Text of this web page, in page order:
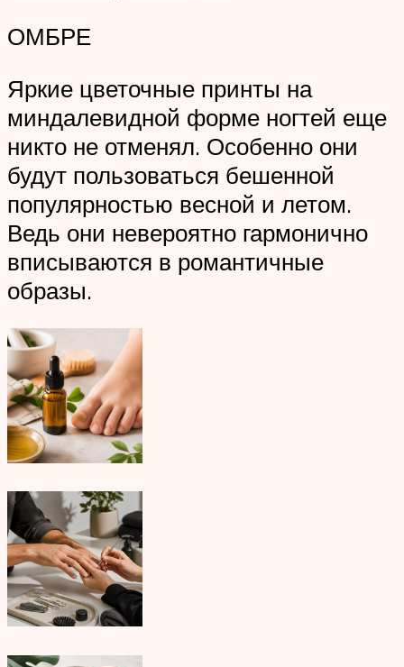
ОМБРЕ
Яркие цветочные принты на
миндалевидной форме ногтей еще
никто не отменял. Особенно они
будут пользоваться бешенной
популярностью весной и летом.
Ведь они невероятно гармонично
вписываются в романтичные
образы.